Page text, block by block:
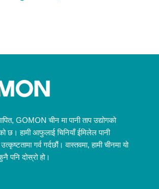
GOMON चीन मा पानी ताप उद्योगको
छ। हामी आफुलाई चिनियाँ ईमिलेल पानी
गर्व गर्दछौं। वास्तवमा, हामी चीनमा यो
पनि दोस्रो हो।